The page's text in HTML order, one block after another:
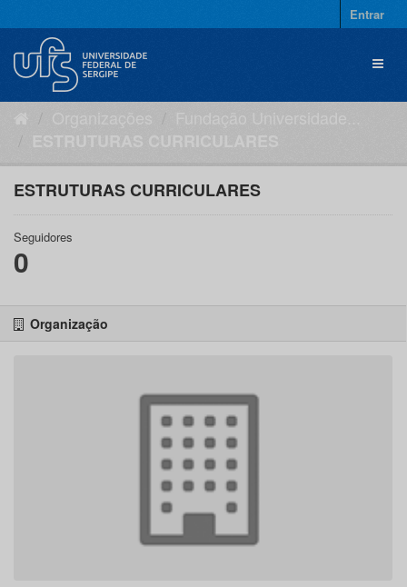
para
conteúdo
Entrar
ESTRUTURAS CURRICULARES
Seguidores
0
Organização